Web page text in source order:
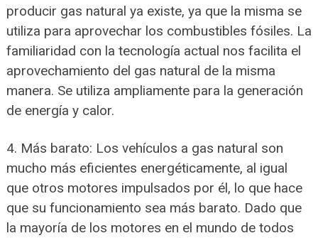
producir gas natural ya existe, ya que la misma se
utiliza para aprovechar los combustibles fósiles. La
familiaridad con la tecnología actual nos facilita el
aprovechamiento del gas natural de la misma
manera. Se utiliza ampliamente para la generación
de energía y calor.
4. Más barato: Los vehículos a gas natural son
mucho más eficientes energéticamente, al igual
que otros motores impulsados por él, lo que hace
que su funcionamiento sea más barato. Dado que
la mayoría de los motores en el mundo de todos